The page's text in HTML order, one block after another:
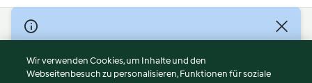
© Copyright 2026
Nutzungsbedingungen
Datenschutzrichtlinien
Wir verwenden Cookies, um Inhalte und den
Webseitenbesuch zu personalisieren, Funktionen für soziale